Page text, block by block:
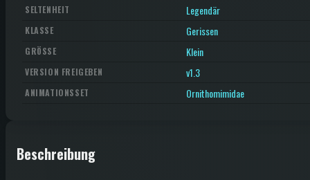
SELTENHEIT Legendär
KLASSE Gerissen
GRÖSSE Klein
VERSION FREIGEBEN v1.3
ANIMATIONSSET Ornithomimidae
Beschreibung